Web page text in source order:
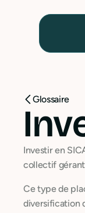
Glossaire
Investir en
collectif
Ce type de
diversification